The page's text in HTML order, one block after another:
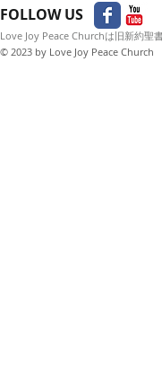
FOLLOW US
Love Joy Peace Churchは旧新約聖
© 2023 by Love Joy Peace Church